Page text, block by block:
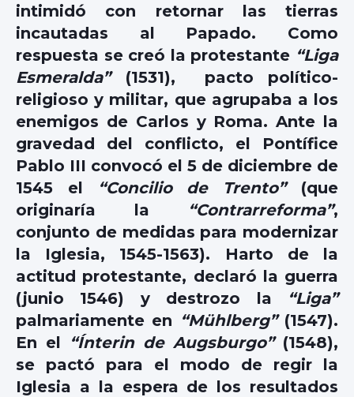
intimidó con retornar las tierras
incautadas al Papado. Como
respuesta se creó la protestante “Liga
Esmeralda” (1531), pacto político-
religioso y militar, que agrupaba a los
enemigos de Carlos y Roma. Ante la
gravedad del conflicto, el Pontífice
Pablo III convocó el 5 de diciembre de
1545 el
“Concilio de Trento”(que
originaría la
“Contrarreforma”,
conjunto de medidas para modernizar
la Iglesia, 1545-1563). Harto de la
actitud protestante, declaró la guerra
(junio 1546) y destrozo la
“Liga”
palmariamente en “Mühlberg”(1547).
En el
“Ínterin de Augsburgo”(1548),
se pactó para el modo de regir la
Iglesia a la espera de los resultados